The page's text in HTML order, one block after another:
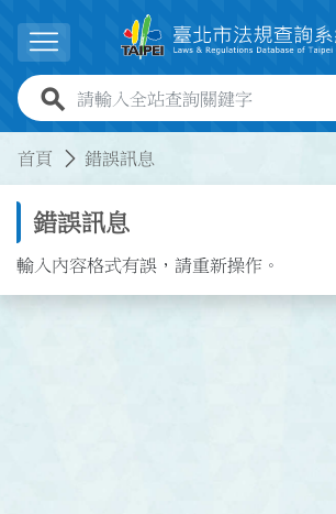
展開選單
全站查詢關鍵字欄位
首頁 錯誤訊息
錯誤訊息
輸入內容格式有誤，請重新操作。